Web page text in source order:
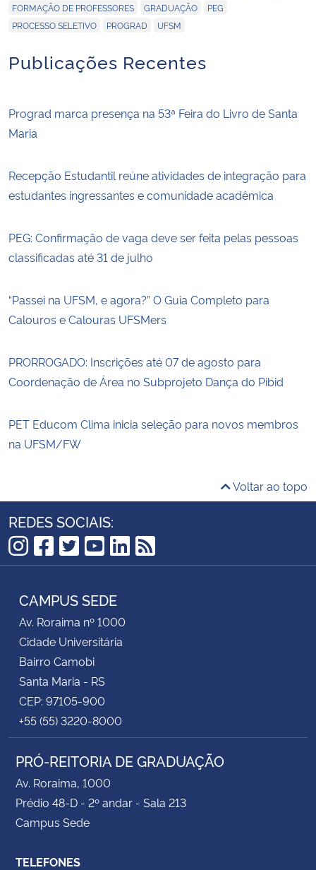
FORMAÇÃO DE PROFESSORES GRADUAÇÃO PEG
PROCESSO SELETIVO PROGRAD UFSM
Publicações Recentes
Prograd marca presença na 53ª Feira do Livro de Santa
Maria
Recepção Estudantil reúne atividades de integração para
estudantes ingressantes e comunidade acadêmica
PEG: Confirmação de vaga deve ser feita pelas pessoas
classificadas até 31 de julho
“Passei na UFSM, e agora?” O Guia Completo para
Calouros e Calouras UFSMers
PRORROGADO: Inscrições até 07 de agosto para
Coordenação de Área no Subprojeto Dança do Pibid
PET Educom Clima inicia seleção para novos membros
na UFSM/FW
Voltar ao topo
REDES SOCIAIS:
Instagram
Facebook
Twitter
YouTube
LinkedIn
RSS
CAMPUS SEDE
Av. Roraima nº 1000
Cidade Universitária
Bairro Camobi
Santa Maria - RS
CEP: 97105-900
+55 (55) 3220-8000
PRÓ-REITORIA DE GRADUAÇÃO
Av. Roraima, 1000
Prédio 48-D - 2º andar - Sala 213
Campus Sede
TELEFONES